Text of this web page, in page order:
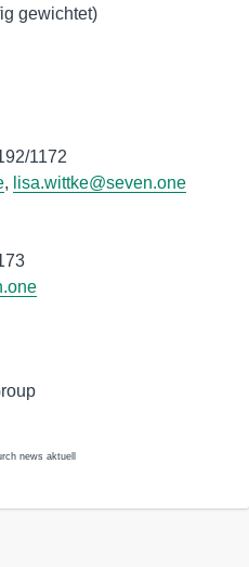
gewichtet)
1172
, lisa.wittke@seven.one
news aktuell